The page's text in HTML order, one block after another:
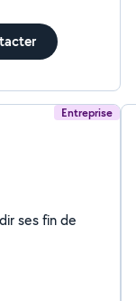
Entreprise
ses fin de